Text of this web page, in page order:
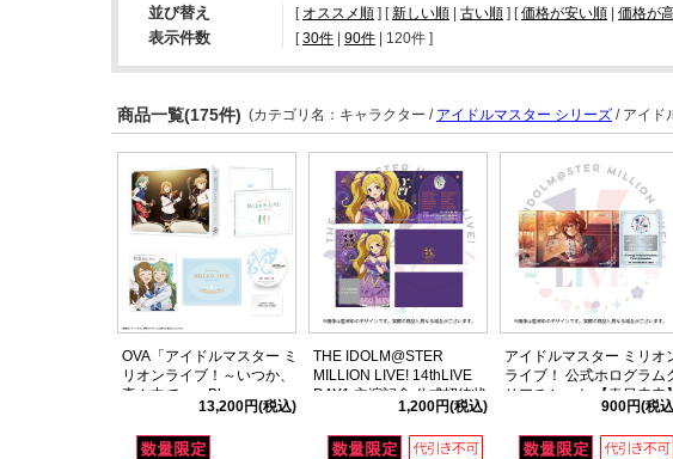
並び替え [ オススメ順 ] [新しい順 古い順 ] [価格が安い順 価格が
表示件数 [ 30件 90件 120件 ]
商品一覧(175件) (カテゴリ名：キャラクター / アイドルマスター シリーズ / アイド
OVA「アイドルマスター ミ
リオンライブ！～いつか、
真ん中で～」Blu-ray
13,200円(税込)
THE IDOLM@STER
MILLION LIVE! 14thLIVE
DAY1 主演記念 公式招待状
【エミリー スチュアート】
1,200円(税込)
アイドルマスター ミリオ
ライブ！ 公式ホログラム
リアチケット 【春日未来】
900円(税